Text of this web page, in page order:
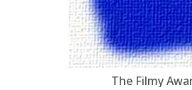
The Filmy